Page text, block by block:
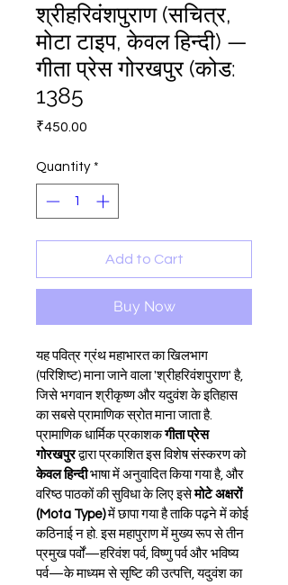
श्रीहरिवंशपुराण (सचित्र,
मोटा टाइप, केवल हिन्दी) —
गीता प्रेस गोरखपुर (कोड:
1385
₹450.00
Quantity *
Add to Cart
Buy Now
यह पवित्र ग्रंथ महाभारत का खिलभाग
(परिशिष्ट) माना जाने वाला 'श्रीहरिवंशपुराण' है,
जिसे भगवान श्रीकृष्ण और यदुवंश के इतिहास
का सबसे प्रामाणिक स्रोत माना जाता है.
प्रामाणिक धार्मिक प्रकाशक गीता प्रेस
गोरखपुर द्वारा प्रकाशित इस विशेष संस्करण को
केवल हिन्दी भाषा में अनुवादित किया गया है, और
वरिष्ठ पाठकों की सुविधा के लिए इसे मोटे अक्षरों
(Mota Type) में छापा गया है ताकि पढ़ने में कोई
कठिनाई न हो. इस महापुराण में मुख्य रूप से तीन
प्रमुख पर्वों—हरिवंश पर्व, विष्णु पर्व और भविष्य
पर्व—के माध्यम से सृष्टि की उत्पत्ति, यदुवंश का